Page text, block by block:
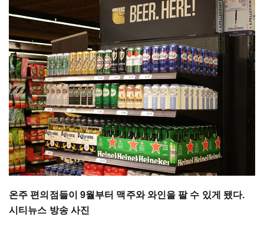
온주 편의점들이 9월부터 맥주와 와인을 팔 수 있게 됐다.
시티뉴스 방송 사진